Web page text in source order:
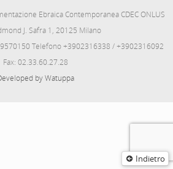
Indietro
Ebraica Contemporanea CDEC ONLUS
J. Safra 1, 20125 Milano
Telefono +3902316338 / +3902316092
Fax: 02.33.60.27.28
by Watuppa